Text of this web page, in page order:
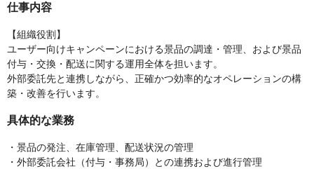
仕事内容
【組織役割】
ユーザー向けキャンペーンにおける景品の調達・管理、および景品
付与・交換・配送に関する運用全体を担います。
外部委託先と連携しながら、正確かつ効率的なオペレーションの構
築・改善を行います。
具体的な業務
・景品の発注、在庫管理、配送状況の管理
・外部委託会社（付与・事務局）との連携および進行管理